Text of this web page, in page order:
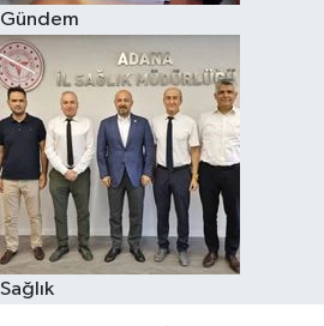
Gündem
Sağlık